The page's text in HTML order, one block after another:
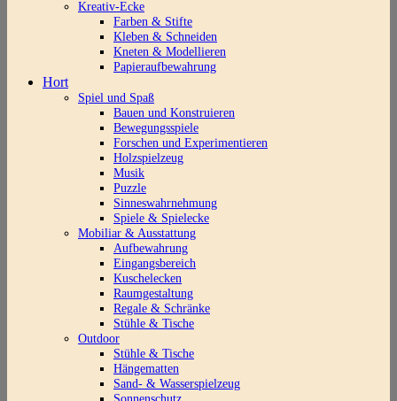
Kreativ-Ecke
Farben & Stifte
Kleben & Schneiden
Kneten & Modellieren
Papieraufbewahrung
Hort
Spiel und Spaß
Bauen und Konstruieren
Bewegungsspiele
Forschen und Experimentieren
Holzspielzeug
Musik
Puzzle
Sinneswahrnehmung
Spiele & Spielecke
Mobiliar & Ausstattung
Aufbewahrung
Eingangsbereich
Kuschelecken
Raumgestaltung
Regale & Schränke
Stühle & Tische
Outdoor
Stühle & Tische
Hängematten
Sand- & Wasserspielzeug